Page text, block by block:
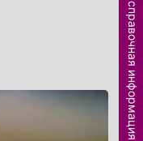
справочная информация